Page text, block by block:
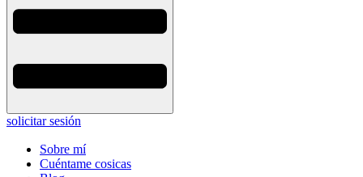
solicitar sesión
Sobre mí
Cuéntame cosicas